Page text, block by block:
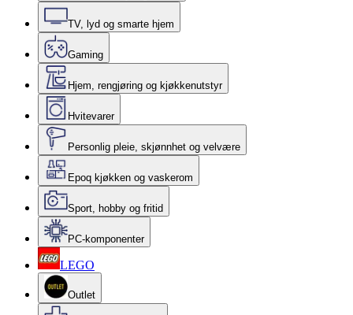
TV, lyd og smarte hjem
Gaming
Hjem, rengjøring og kjøkkenutstyr
Hvitevarer
Personlig pleie, skjønnhet og velvære
Epoq kjøkken og vaskerom
Sport, hobby og fritid
PC-komponenter
LEGO
Outlet